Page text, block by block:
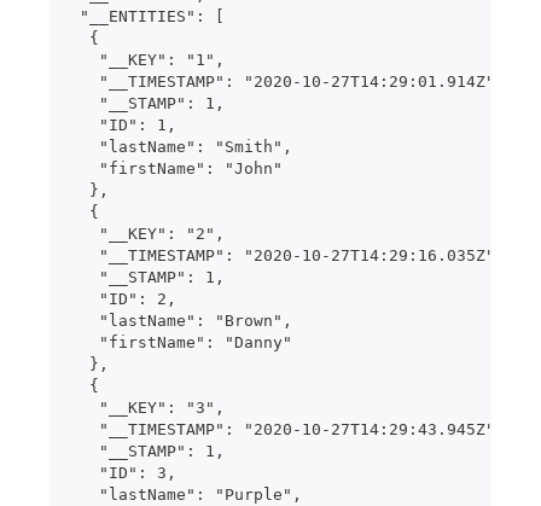
"__ENTITIES": [
  {
   "__KEY": "1",
   "__TIMESTAMP": "2020-10-27T14:29:01.914Z",
   "__STAMP": 1,
   "ID": 1,
   "lastName": "Smith",
   "firstName": "John"
  },
  {
   "__KEY": "2",
   "__TIMESTAMP": "2020-10-27T14:29:16.035Z",
   "__STAMP": 1,
   "ID": 2,
   "lastName": "Brown",
   "firstName": "Danny"
  },
  {
   "__KEY": "3",
   "__TIMESTAMP": "2020-10-27T14:29:43.945Z",
   "__STAMP": 1,
   "ID": 3,
   "lastName": "Purple",